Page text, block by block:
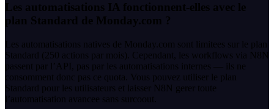
Les automatisations IA fonctionnent-elles avec le
plan Standard de Monday.com ?
Les automatisations natives de Monday.com sont limitees sur le plan
Standard (250 actions par mois). Cependant, les workflows via N8N
passent par l’API, pas par les automatisations internes — ils ne
consomment donc pas ce quota. Vous pouvez utiliser le plan
Standard pour les utilisateurs et laisser N8N gerer toute
l’automatisation avancee sans surcoout.